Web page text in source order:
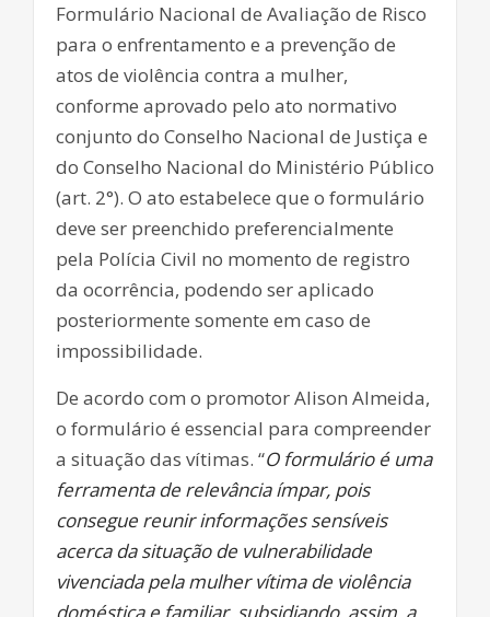
Formulário Nacional de Avaliação de Risco
para o enfrentamento e a prevenção de
atos de violência contra a mulher,
conforme aprovado pelo ato normativo
conjunto do Conselho Nacional de Justiça e
do Conselho Nacional do Ministério Público
(art. 2°). O ato estabelece que o formulário
deve ser preenchido preferencialmente
pela Polícia Civil no momento de registro
da ocorrência, podendo ser aplicado
posteriormente somente em caso de
impossibilidade.
De acordo com o promotor Alison Almeida,
o formulário é essencial para compreender
a situação das vítimas. “O formulário é uma
ferramenta de relevância ímpar, pois
consegue reunir informações sensíveis
acerca da situação de vulnerabilidade
vivenciada pela mulher vítima de violência